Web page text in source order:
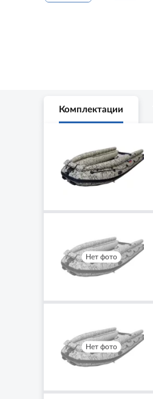
Комплектации
Нет фото
Нет фото